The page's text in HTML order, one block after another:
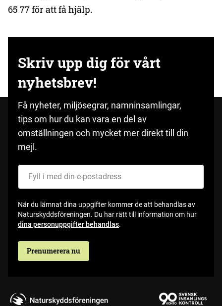
65 77 för att få hjälp.
Skriv upp dig för vårt
nyhetsbrev!
Få nyheter, miljösegrar, namninsamlingar,
tips om hur du kan vara en del av
omställningen och mycket mer direkt till din
mejl.
När du lämnat dina uppgifter kommer de att behandlas av
Naturskyddsföreningen. Du har rätt till information om hur
dina personuppgifter behandlas.
Prenumerera nu